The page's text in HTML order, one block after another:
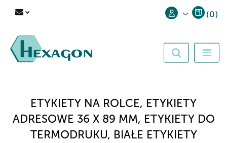
Zarejestruj się
(0)
ETYKIETY NA ROLCE, ETYKIETY
ADRESOWE 36 X 89 MM, ETYKIETY DO
TERMODRUKU, BIAŁE ETYKIETY